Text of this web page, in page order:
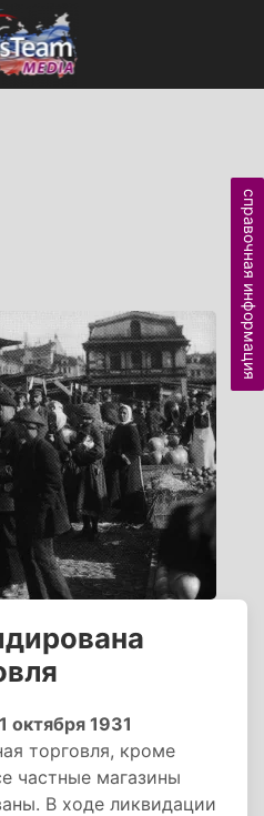
октября 1931
торговля, кроме
частные магазины
В ходе ликвидации
справочная информация